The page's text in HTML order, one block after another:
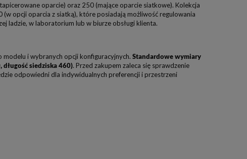
oparcie) oraz 250 (mające oparcie siatkowe). Kolekcja
opcji oparcia z siatką), które posiadają możliwość regulowania
ladzie, w laboratorium lub w biurze obsługi klienta.
i wybranych opcji konfiguracyjnych. Standardowe wymiary
siedziska 460). Przed zakupem zaleca się sprawdzenie
odpowiedni dla indywidualnych preferencji i przestrzeni